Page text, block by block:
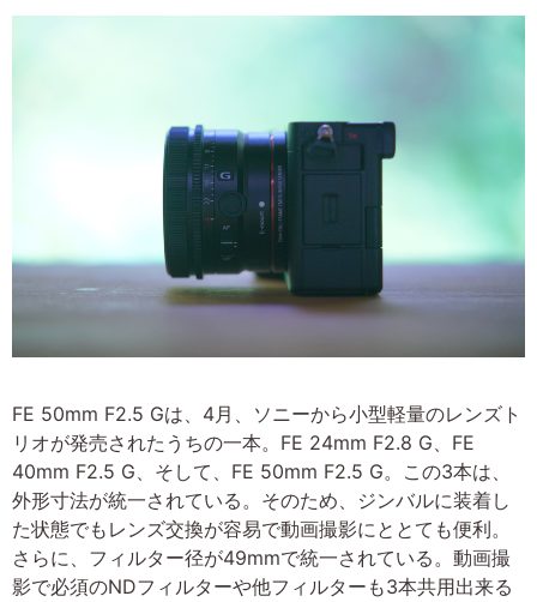
FE 50mm F2.5 Gは、4月、ソニーから小型軽量のレンズト
リオが発売されたうちの一本。FE 24mm F2.8 G、FE
40mm F2.5 G、そして、FE 50mm F2.5 G。この3本は、
外形寸法が統一されている。そのため、ジンバルに装着し
た状態でもレンズ交換が容易で動画撮影にととても便利。
さらに、フィルター径が49mmで統一されている。動画撮
影で必須のNDフィルターや他フィルターも3本共用出来る